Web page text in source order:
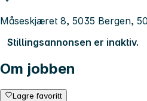
Måseskjæret 8, 5035 Bergen,
Stillingsannonsen er inaktiv.
Om jobben
Lagre favoritt